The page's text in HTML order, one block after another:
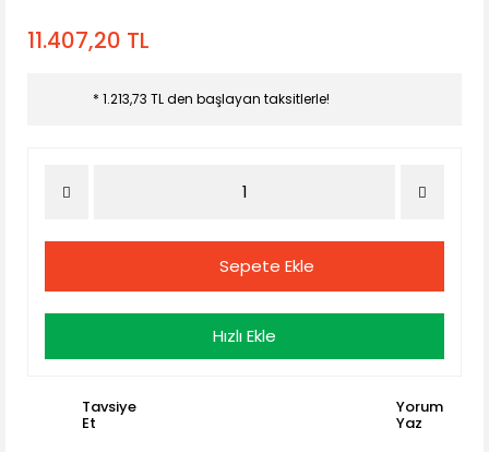
11.407,20 TL
* 1.213,73 TL den başlayan taksitlerle!
Sepete Ekle
Hızlı Ekle
Tavsiye
Et
Yorum
Yaz